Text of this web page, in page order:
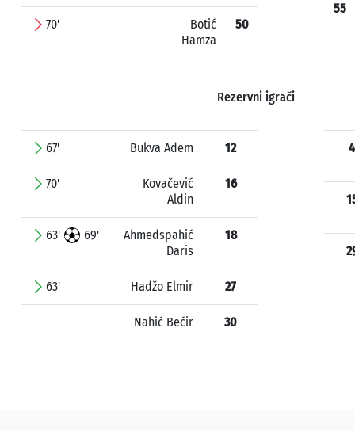
70'
Botić
Hamza
50
55
Rezervni igrači
67' Bukva Adem 12
70'
Kovačević
Aldin
16
63' 69'
Ahmedspahić
Daris
18
63' Hadžo Elmir 27
Nahić Bećir 30
4